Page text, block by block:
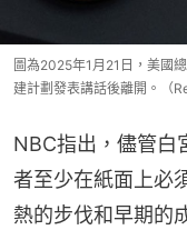
圖為2025年1月21日，美國
建計劃發表講話後離開。（
NBC指出，儘管白
者至少在紙面上必
熱的步伐和早期的